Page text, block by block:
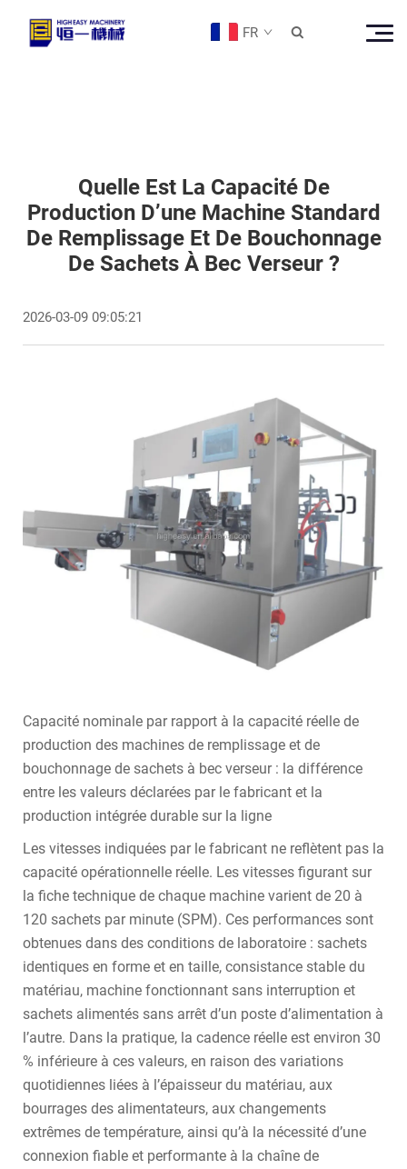
FR 
Quelle Est La Capacité De
Production D’une Machine Standard
De Remplissage Et De Bouchonnage
De Sachets À Bec Verseur ?
2026-03-09 09:05:21
Capacité nominale par rapport à la capacité réelle de
production des machines de remplissage et de
bouchonnage de sachets à bec verseur : la différence
entre les valeurs déclarées par le fabricant et la
production intégrée durable sur la ligne
Les vitesses indiquées par le fabricant ne reflètent pas la
capacité opérationnelle réelle. Les vitesses figurant sur
la fiche technique de chaque machine varient de 20 à
120 sachets par minute (SPM). Ces performances sont
obtenues dans des conditions de laboratoire : sachets
identiques en forme et en taille, consistance stable du
matériau, machine fonctionnant sans interruption et
sachets alimentés sans arrêt d’un poste d’alimentation à
l’autre. Dans la pratique, la cadence réelle est environ 30
% inférieure à ces valeurs, en raison des variations
quotidiennes liées à l’épaisseur du matériau, aux
bourrages des alimentateurs, aux changements
extrêmes de température, ainsi qu’à la nécessité d’une
connexion fiable et performante à la chaîne de